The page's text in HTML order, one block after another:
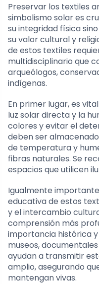
Preservar los textiles
simbolismo solar es
su integridad física
su valor cultural y
de estos textiles
multidisciplinario que
arqueólogos,
indígenas.
En primer lugar, es
luz solar directa y la
colores y evitar el
deben ser
de temperatura y
fibras naturales. Se
espacios que utilicen
Igualmente
educativa de estos
y el intercambio
comprensión más
importancia histórica y
museos,
ayudan a transmitir
amplio, asegurando
mantengan vivas.